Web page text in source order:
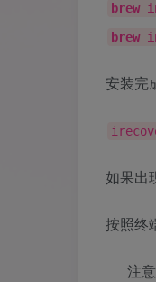
brew
brew
安装完
如果出
按照终
注